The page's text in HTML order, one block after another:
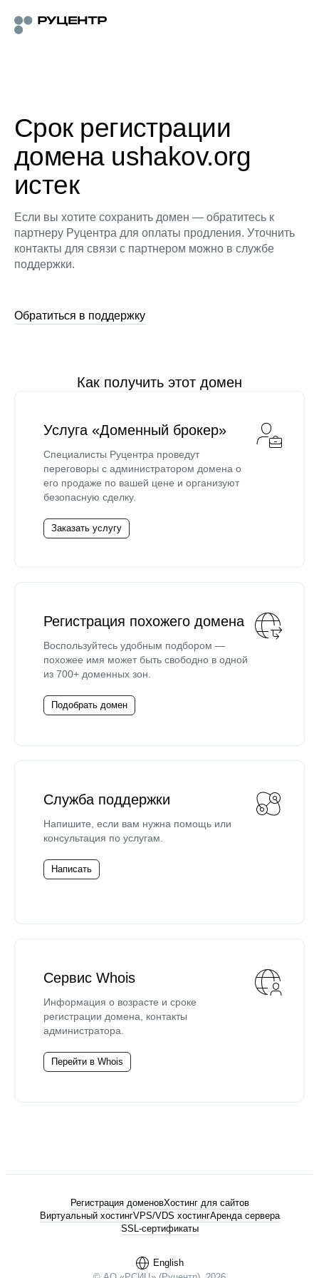
Срок регистрации
домена ushakov.org
истек
Если вы хотите сохранить домен — обратитесь к
партнеру Руцентра для оплаты продления. Уточнить
контакты для связи с партнером можно в службе
поддержки.
Обратиться в поддержку
Как получить этот домен
Услуга «Доменный брокер»
Специалисты Руцентра проведут
переговоры с администратором домена о
его продаже по вашей цене и организуют
безопасную сделку.
Заказать услугу
Регистрация похожего домена
Воспользуйтесь удобным подбором —
похожее имя может быть свободно в одной
из 700+ доменных зон.
Подобрать домен
Служба поддержки
Напишите, если вам нужна помощь или
консультация по услугам.
Написать
Сервис Whois
Информация о возрасте и сроке
регистрации домена, контакты
администратора.
Перейти в Whois
English
Регистрация доменовХостинг для сайтов
Виртуальный хостингVPS/VDS хостингАренда сервера
SSL-сертификаты